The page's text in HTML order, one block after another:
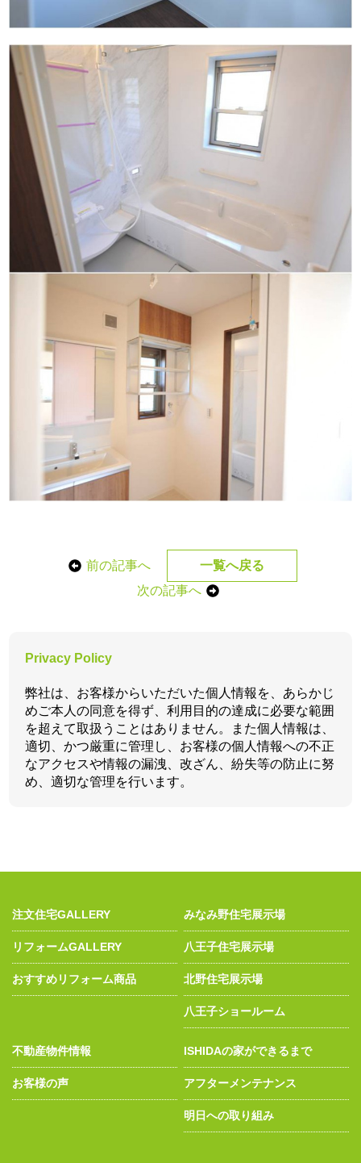
前の記事へ
一覧へ戻る
次の記事へ
Privacy Policy
弊社は、お客様からいただいた個人情報を、あらかじ
めご本人の同意を得ず、利用目的の達成に必要な範囲
を超えて取扱うことはありません。また個人情報は、
適切、かつ厳重に管理し、お客様の個人情報への不正
なアクセスや情報の漏洩、改ざん、紛失等の防止に努
め、適切な管理を行います。
注文住宅GALLERY
リフォームGALLERY
おすすめリフォーム商品
みなみ野住宅展示場
八王子住宅展示場
北野住宅展示場
八王子ショールーム
不動産物件情報
お客様の声
ISHIDAの家ができるまで
アフターメンテナンス
明日への取り組み